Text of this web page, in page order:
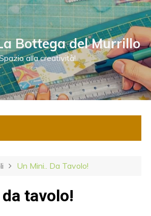
Bottega del Murrillo
alla creatività!
Un Mini.. Da Tavolo!
tavolo!